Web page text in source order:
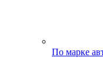
По марке